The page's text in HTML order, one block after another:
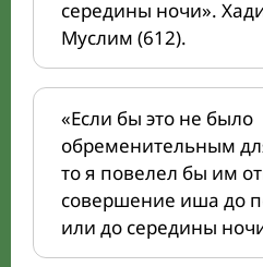
середины ночи».
Муслим (612).
«Если бы это не было
обременительным
то я повелел бы им
совершение иша до
или до середины